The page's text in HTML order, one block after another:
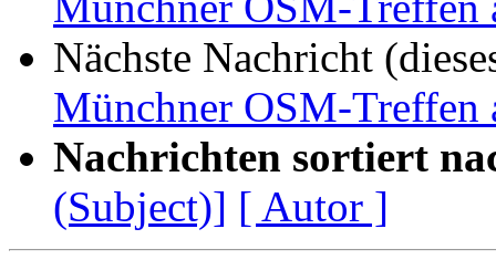
Nächste Nachricht
Münchner OSM-Treffen
Nachrichten sortiert
(Subject)] [ Autor ]